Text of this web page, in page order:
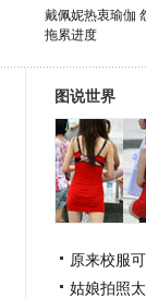
戴佩妮热衷瑜伽
拖累进度
图说世界
原来校服
姑娘拍照